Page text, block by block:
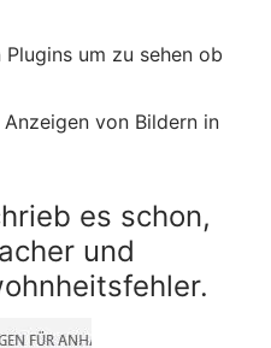
um zu sehen ob
von Bildern in
es schon,
und